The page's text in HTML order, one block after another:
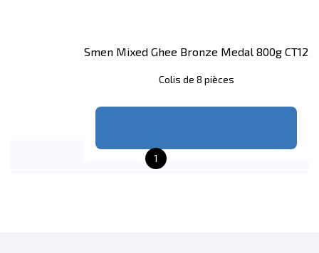
Smen Mixed Ghee Bronze Medal 800g CT12
Colis de 8 pièces
1